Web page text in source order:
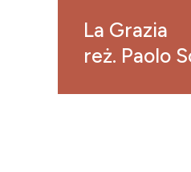
La Grazia
reż. Paolo